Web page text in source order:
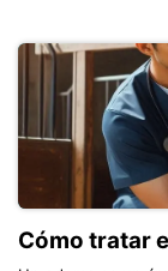
Cómo tratar